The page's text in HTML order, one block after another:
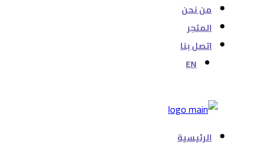
من نحن
المتجر
اتصل بنا
EN
الرئيسية